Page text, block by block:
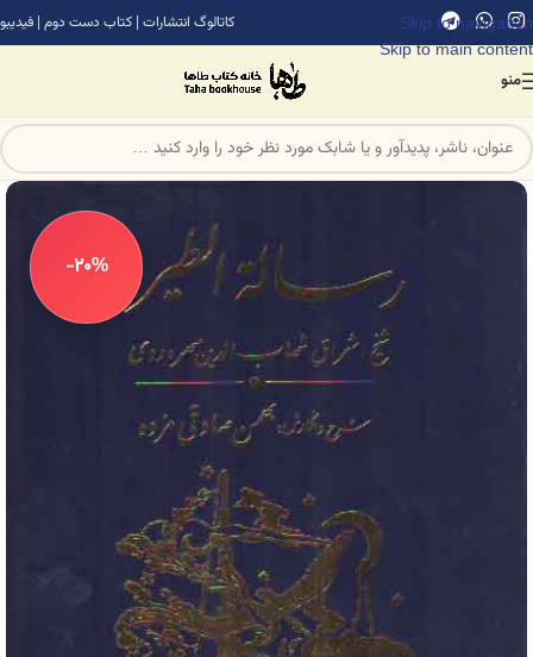
Skip to navigation
Skip to main content
کاتالوگ انتشارات | کتاب دست دوم | فیدیبو
منو
-20%